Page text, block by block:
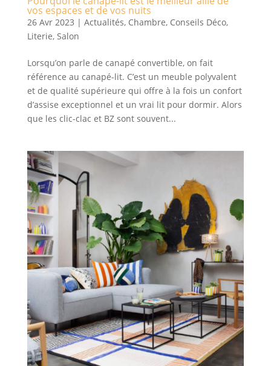
vos espaces et de vos nuits
26 Avr 2023 | Actualités, Chambre, Conseils Déco,
Literie, Salon
Lorsqu’on parle de canapé convertible, on fait
référence au canapé-lit. C’est un meuble polyvalent
et de qualité supérieure qui offre à la fois un confort
d’assise exceptionnel et un vrai lit pour dormir. Alors
que les clic-clac et BZ sont souvent...